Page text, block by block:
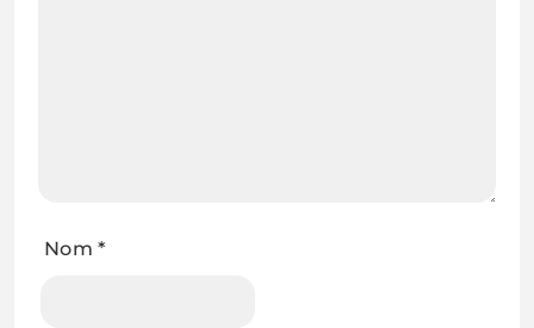
Nom*